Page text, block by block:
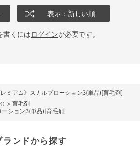
表示：新しい順
書くにはログインが必要です。
レミアム》スカルプローションβ(単品)[育毛剤]
> 育毛剤
ーションβ(単品)[育毛剤]
ランドから探す